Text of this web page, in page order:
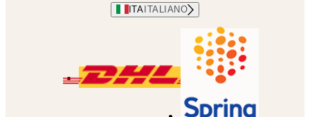
ITA ITALIANO